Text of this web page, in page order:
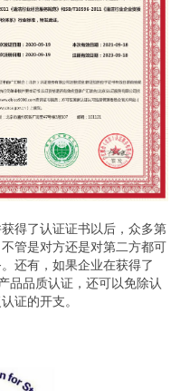
得了认证证书以后，众多第
管是对方还是对第二方都可
还有，如果企业在获得了
品品质认证，还可以免除认
证的开支。